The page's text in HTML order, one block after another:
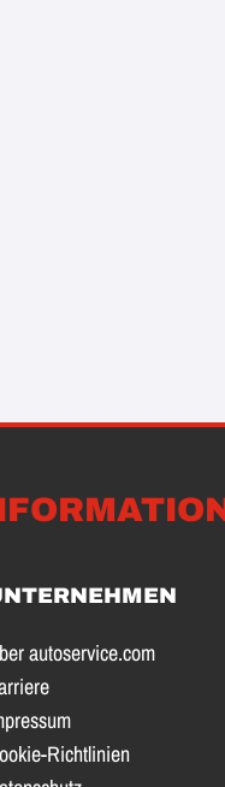
autoservice.com
Richtlinien